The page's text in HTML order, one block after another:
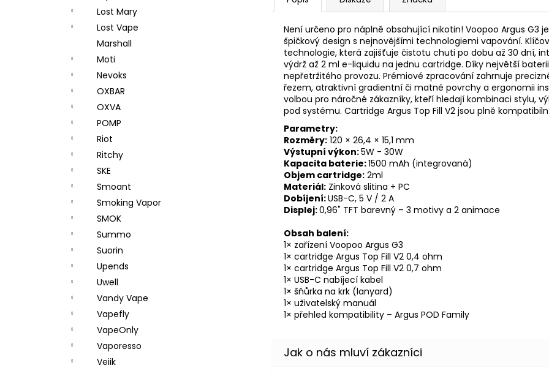
Lost Mary
Lost Vape
Marshall
Moti
Nevoks
OXBAR
OXVA
POMP
Riot
Ritchy
SKE
Smoant
Smoking Vapor
SMOK
Summo
Suorin
Upends
Uwell
Vandy Vape
Vapefly
VapeOnly
Vaporesso
Veiik
Není určeno pro náplně obsahující nikotin! Voopoo Argus G3
špičkový design s nejnovějšími technologiemi vapování.
technologie, která zajišťuje čistotu chuti po dobu až 30 dní,
výdrž až 2 ml e-liquidu na jednu cartridge. Díky největší
nepřetržitého provozu. Prémiové zpracování zahrnuje
řezem, atraktivní gradientní či matné povrchy a ergonomii
volbou pro náročné zákazníky, kteří hledají kombinaci stylu,
pod systému. Cartridge Argus Top Fill V2 jsou plně
Parametry:
Rozměry: 120 × 26,4 × 15,1 mm
Výstupní výkon:5W - 30W
Kapacita baterie:1500 mAh (integrovaná)
Objem cartridge: 2ml
Materiál: Zinková slitina + PC
Dobíjení:USB-C, 5 V / 2 A
Displej:0,96" TFT barevný – 3 motivy a 2 animace
Obsah balení:
1× zařízení Voopoo Argus G3
1× cartridge Argus Top Fill V2 0,4 ohm
1× cartridge Argus Top Fill V2 0,7 ohm
1× USB-C nabíjecí kabel
1× šňůrka na krk (lanyard)
1× uživatelský manuál
1× přehled kompatibility – Argus POD Family